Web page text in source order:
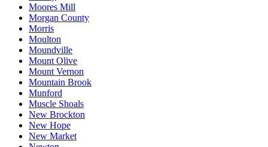
Moores Mill
Morgan County
Morris
Moulton
Moundville
Mount Olive
Mount Vernon
Mountain Brook
Munford
Muscle Shoals
New Brockton
New Hope
New Market